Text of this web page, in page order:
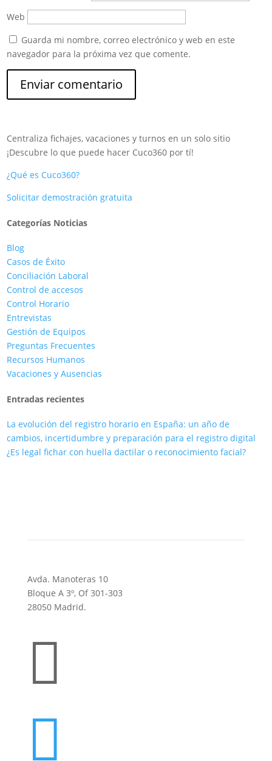
Web
Guarda mi nombre, correo electrónico y web en este
navegador para la próxima vez que comente.
Centraliza fichajes, vacaciones y turnos en un solo sitio
¡Descubre lo que puede hacer Cuco360 por tí!
¿Qué es Cuco360?
Solicitar demostración gratuita
Categorías Noticias
Blog
Casos de Éxito
Conciliación Laboral
Control de accesos
Control Horario
Entrevistas
Gestión de Equipos
Preguntas Frecuentes
Recursos Humanos
Vacaciones y Ausencias
Entradas recientes
La evolución del registro horario en España: un año de
cambios, incertidumbre y preparación para el registro digital
¿Es legal fichar con huella dactilar o reconocimiento facial?
Avda. Manoteras 10
Bloque A 3º, Of 301-303
28050 Madrid.

